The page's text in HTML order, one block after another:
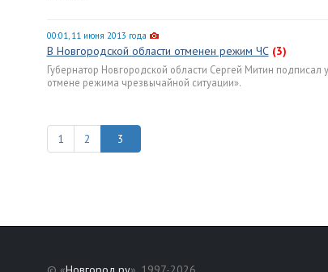
00:01, 11 июня 2013 года
В Новгородской области отменен режим ЧС (3)
Губернатор Новгородской области Сергей Митин подписал
отмене режима чрезвычайной ситуации».
1 2